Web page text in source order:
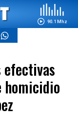
90.1 Mhz
efectivas
homicidio